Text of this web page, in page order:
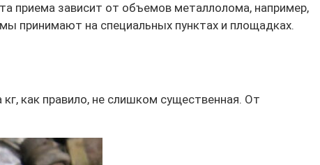
приема зависит от объемов металлолома, например,
принимают на специальных пунктах и площадках.
как правило, не слишком существенная. От